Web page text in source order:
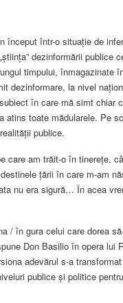
început într-o situație de
dezinformării publice
timpului, înmagazinate
dezinformare, la nivel
în care mă simt chiar
atins toate mădularele. Pe
publice.
care am trăit-o în tinerețe,
țării în care m-am
nu era sigură… În acea
/ în gura celui care dorea
Don Basilio în opera lui
adevărul s-a
publice și politice